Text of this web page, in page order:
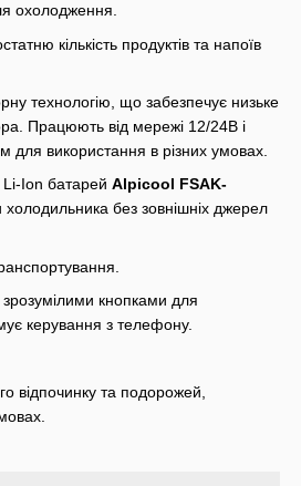
охолодження.
кількість продуктів та напоїв
технологію, що забезпечує низьке
Працюють від мережі 12/24В і
використання в різних умовах.
Li-Ion батарей Alpicool FSAK-
без зовнішніх джерел
кнопками для
керування з телефону.
відпочинку та подорожей,